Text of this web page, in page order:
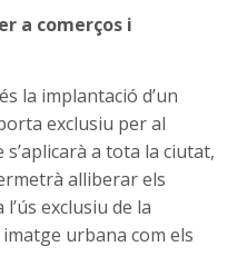
a comerços i
la implantació d’un
exclusiu per al
a tota la ciutat,
alliberar els
exclusiu de la
urbana com els